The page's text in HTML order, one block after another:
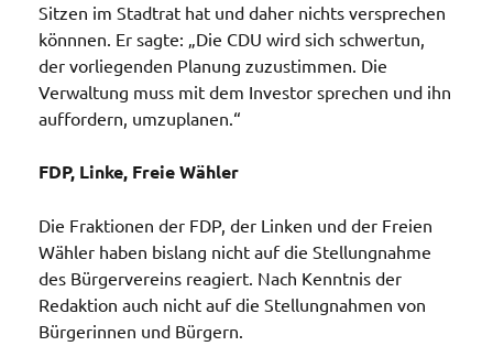
Sitzen im Stadtrat hat und daher nichts versprechen
könnnen. Er sagte: „Die CDU wird sich schwertun,
der vorliegenden Planung zuzustimmen. Die
Verwaltung muss mit dem Investor sprechen und ihn
auffordern, umzuplanen.“
FDP, Linke, Freie Wähler
Die Fraktionen der FDP, der Linken und der Freien
Wähler haben bislang nicht auf die Stellungnahme
des Bürgervereins reagiert. Nach Kenntnis der
Redaktion auch nicht auf die Stellungnahmen von
Bürgerinnen und Bürgern.